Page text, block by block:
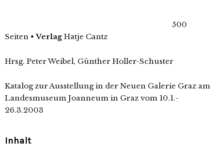
500
Seiten • Verlag Hatje Cantz
Hrsg. Peter Weibel, Günther Holler-Schuster
Katalog zur Ausstellung in der Neuen Galerie Graz am
Landesmuseum Joanneum in Graz vom 10.1.-
26.3.2003
Inhalt